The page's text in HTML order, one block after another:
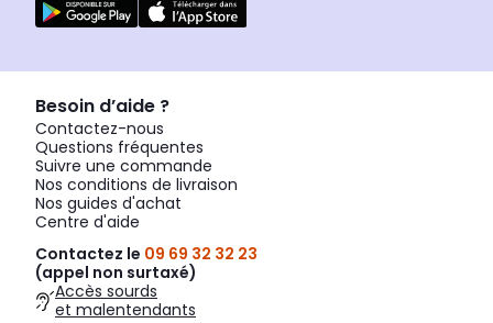
Besoin d’aide ?
Contactez-nous
Questions fréquentes
Suivre une commande
Nos conditions de livraison
Nos guides d'achat
Centre d'aide
Contactez le 09 69 32 32 23
(appel non surtaxé)
Accès sourds
et malentendants